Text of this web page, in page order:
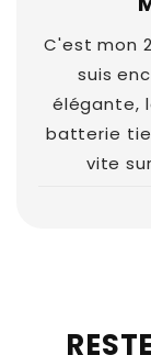
C'est mon
suis
élégante,
batterie
vite